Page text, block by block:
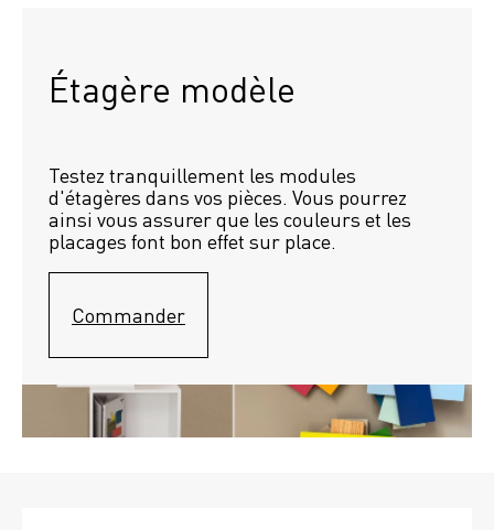
Étagère modèle
Testez tranquillement les modules
d'étagères dans vos pièces. Vous pourrez
ainsi vous assurer que les couleurs et les
placages font bon effet sur place.
Commander